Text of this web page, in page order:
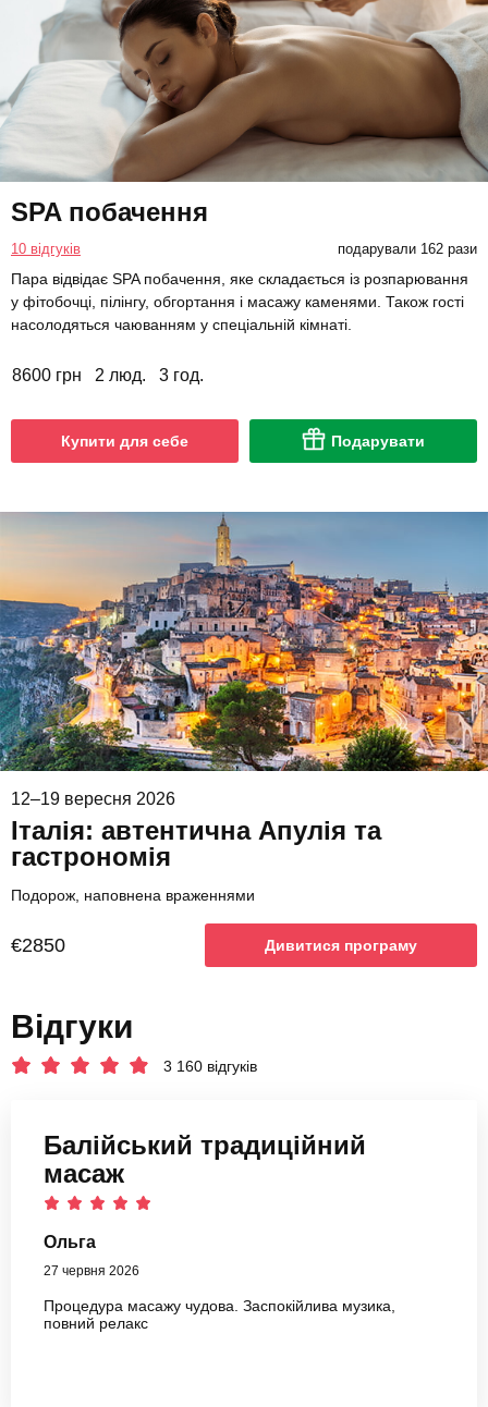
SPA побачення
10 відгуків подарували 162 рази
Пара відвідає SPA побачення, яке складається із розпарювання
у фітобочці, пілінгу, обгортання і масажу каменями. Також гості
насолодяться чаюванням у спеціальній кімнаті.
8600 грн 2 люд. 3 год.
Купити для себе Подарувати
12–19 вересня 2026
Італія: автентична Апулія та
гастрономія
Подорож, наповнена враженнями
€2850 Дивитися програму
Відгуки
3 160 відгуків
Балійський традиційний
масаж
Ольга
27 червня 2026
Процедура масажу чудова. Заспокійлива музика,
повний релакс